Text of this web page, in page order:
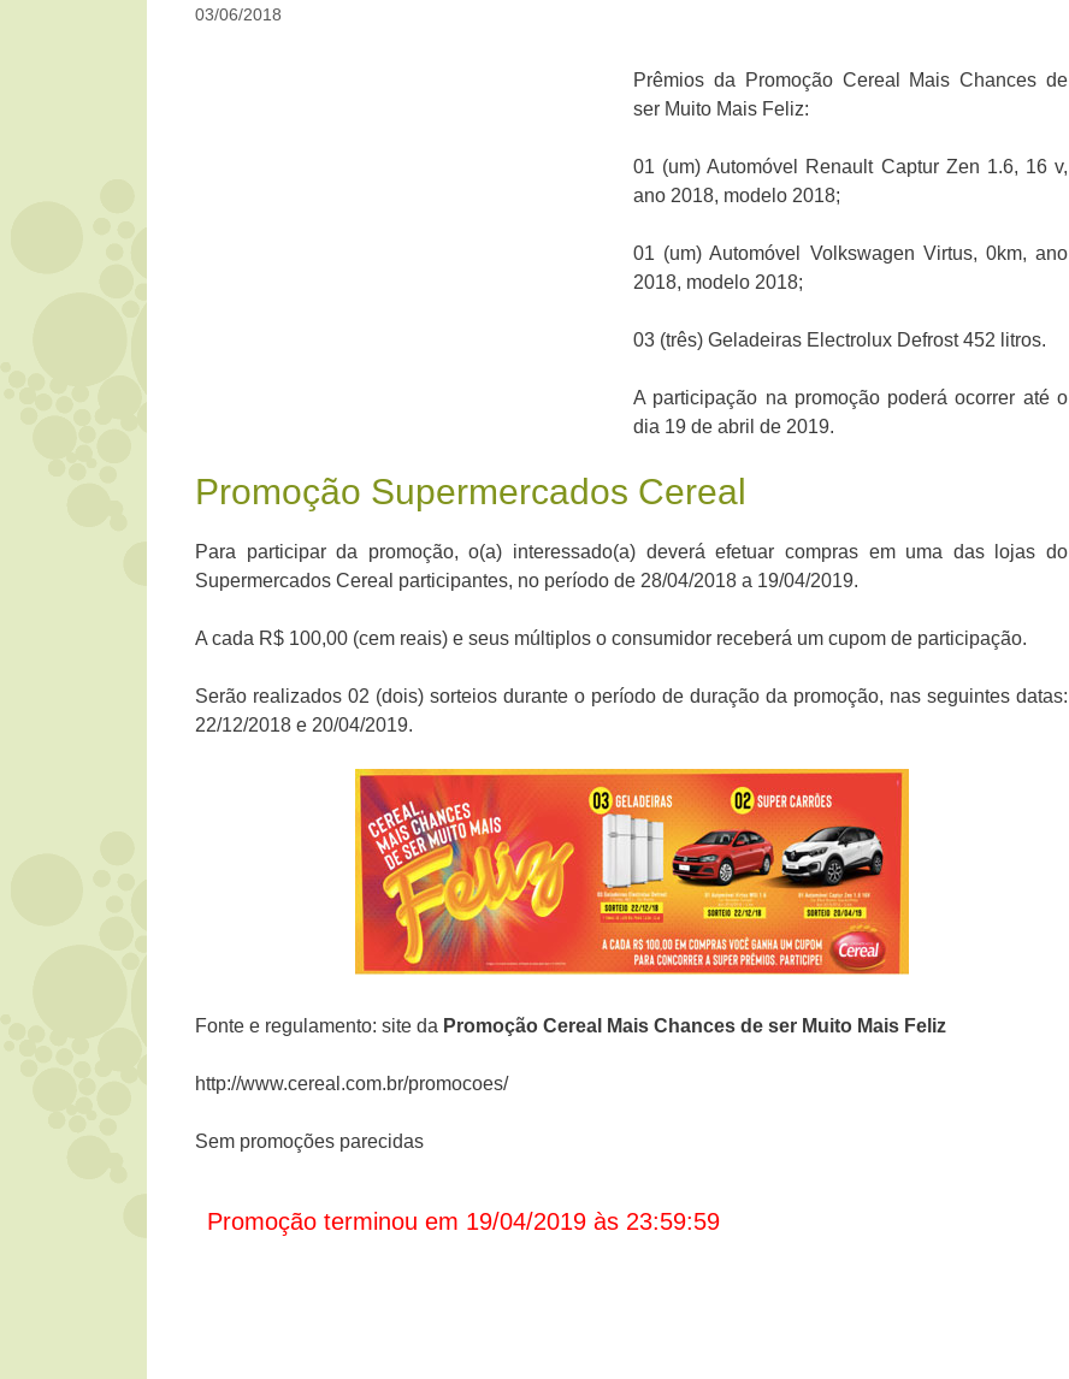
03/06/2018
Prêmios da Promoção Cereal Mais Chances de
ser Muito Mais Feliz:
01 (um) Automóvel Renault Captur Zen 1.6, 16 v,
ano 2018, modelo 2018;
01 (um) Automóvel Volkswagen Virtus, 0km, ano
2018, modelo 2018;
03 (três) Geladeiras Electrolux Defrost 452 litros.
A participação na promoção poderá ocorrer até o
dia 19 de abril de 2019.
Promoção Supermercados Cereal
Para participar da promoção, o(a) interessado(a) deverá efetuar compras em uma das lojas do
Supermercados Cereal participantes, no período de 28/04/2018 a 19/04/2019.
A cada R$ 100,00 (cem reais) e seus múltiplos o consumidor receberá um cupom de participação.
Serão realizados 02 (dois) sorteios durante o período de duração da promoção, nas seguintes datas:
22/12/2018 e 20/04/2019.
Fonte e regulamento: site da Promoção Cereal Mais Chances de ser Muito Mais Feliz
http://www.cereal.com.br/promocoes/
Sem promoções parecidas
Promoção terminou em 19/04/2019 às 23:59:59